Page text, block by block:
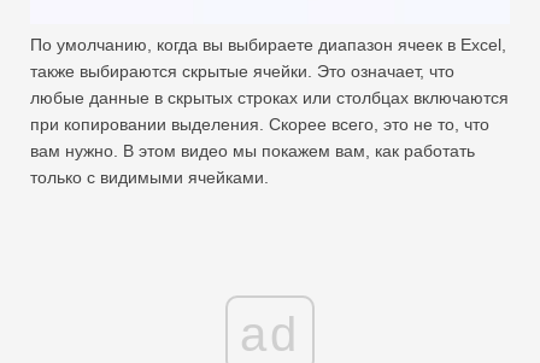
Сводная таблица
TechTV
По умолчанию, когда вы выбираете диапазон ячеек в Excel,
также выбираются скрытые ячейки. Это означает, что
любые данные в скрытых строках или столбцах включаются
при копировании выделения. Скорее всего, это не то, что
вам нужно. В этом видео мы покажем вам, как работать
только с видимыми ячейками.
ad